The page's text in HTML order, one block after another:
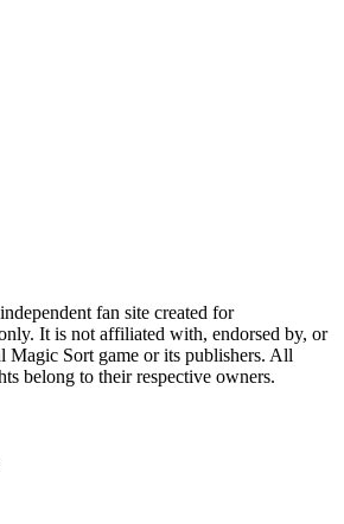
fan site created for
It is not affiliated with, endorsed by, or
Magic Sort game or its publishers. All
belong to their respective owners.